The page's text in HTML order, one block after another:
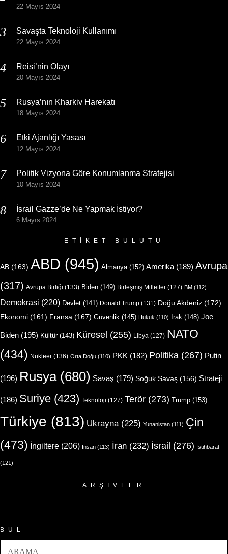
22 Mayıs 2024
Savaşta Teknoloji Kullanımı
22 Mayıs 2024
Reisi’nin Olayı
20 Mayıs 2024
Rusya’nın Kharkiv Harekatı
18 Mayıs 2024
Etki Ajanlığı Yasası
12 Mayıs 2024
Politik Vizyona Göre Konumlanma Stratejisi
10 Mayıs 2024
İsrail Gazze’de Ne Yapmak İstiyor?
6 Mayıs 2024
ETIKET BULUTU
AB (163) ABD (945) Almanya (152) Amerika (189) Avrupa
(317) Avrupa Birliği (133) Biden (149) Birleşmiş Milletler (127) BM (112)
Demokrasi (220) Devlet (141) Donald Trump (131) Doğu Akdeniz (172)
Ekonomi (161) Fransa (167) Güvenlik (145) Hukuk (110) Irak (148) Joe
Biden (195) Kültür(143) Küresel (255) Libya (127) NATO
(434) Nükleer (136) Orta Doğu (110) PKK (182) Politika (267) Putin
(196) Rusya(680) Savaş (179) Soğuk Savaş (156) Strateji
(186) Suriye (423) Teknoloji (127) Terör (273) Trump (153)
Türkiye (813) Ukrayna (225) Yunanistan (111) Çin
(473) İngiltere (206) İnsan (113) İran (232) İsrail (276) İstihbarat
(121)
ARŞIVLER
BUL